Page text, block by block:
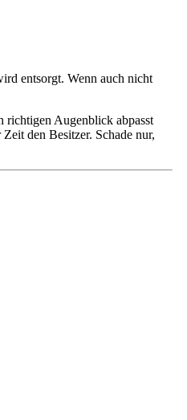
entsorgt. Wenn auch nicht
richtigen Augenblick abpasst
den Besitzer. Schade nur,